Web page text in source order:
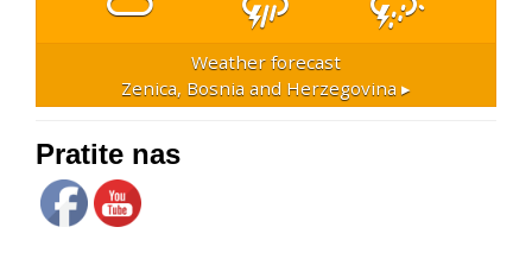
Weather forecast
Zenica, Bosnia and Herzegovina ▸
Pratite nas